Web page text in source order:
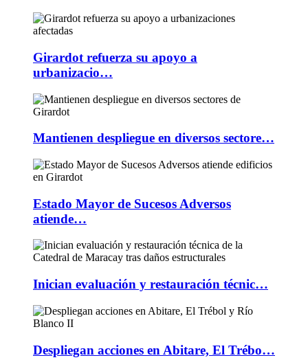
Girardot refuerza su apoyo a
urbanizacio…
Mantienen despliegue en diversos sectore…
Estado Mayor de Sucesos Adversos
atiende…
Inician evaluación y restauración técnic…
Despliegan acciones en Abitare, El Trébo…